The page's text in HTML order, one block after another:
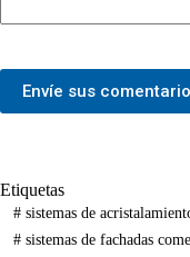
Envíe sus
Etiquetas
#sistemas de
#sistemas de fachadas